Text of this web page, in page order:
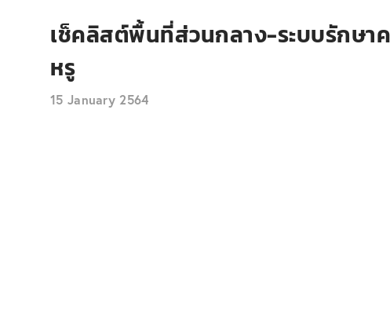
เช็คลิสต์พื้นที่ส่วนกลาง-ระบบรักษ
หรู
15 January 2564